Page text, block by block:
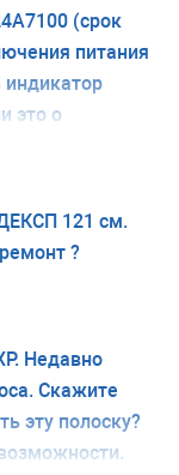
(срок
питания
это о
121 см.
?
Недавно
Скажите
эту полоску?